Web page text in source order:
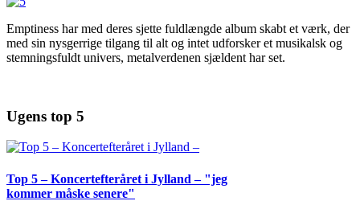
Emptiness har med deres sjette fuldlængde album skabt et værk, der
med sin nysgerrige tilgang til alt og intet udforsker et musikalsk og
stemningsfuldt univers, metalverdenen sjældent har set.
Ugens top 5
Top 5 – Koncertefteråret i Jylland – "jeg
kommer måske senere"